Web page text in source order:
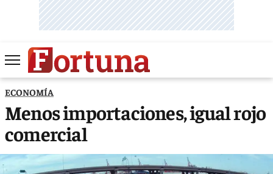
ECONOMÍA
Menos importaciones, igual rojo
comercial